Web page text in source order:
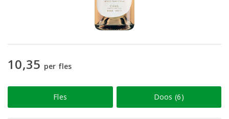
10,35 per fles
Fles Doos (6)